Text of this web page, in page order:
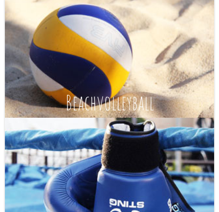
Beachvolleyball